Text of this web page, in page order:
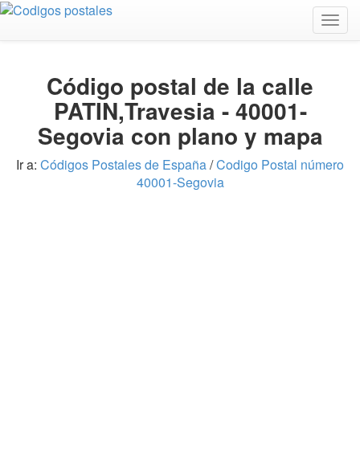
Código postal de la calle
PATIN,Travesia - 40001-
Segovia con plano y mapa
Ir a: Códigos Postales de España/Codigo Postal número
40001-Segovia